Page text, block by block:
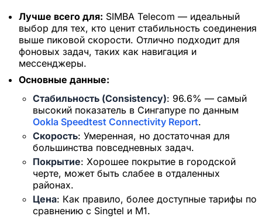
Лучше всего для: SIMBA Telecom — идеальный
выбор для тех, кто ценит стабильность соединения
выше пиковой скорости. Отлично подходит для
фоновых задач, таких как навигация и
мессенджеры.
Основные данные:
Стабильность (Consistency): 96.6% — самый
высокий показатель в Сингапуре по данным
Ookla Speedtest Connectivity Report.
Скорость: Умеренная, но достаточная для
большинства повседневных задач.
Покрытие: Хорошее покрытие в городской
черте, может быть слабее в отдаленных
районах.
Цена: Как правило, более доступные тарифы по
сравнению с Singtel и M1.